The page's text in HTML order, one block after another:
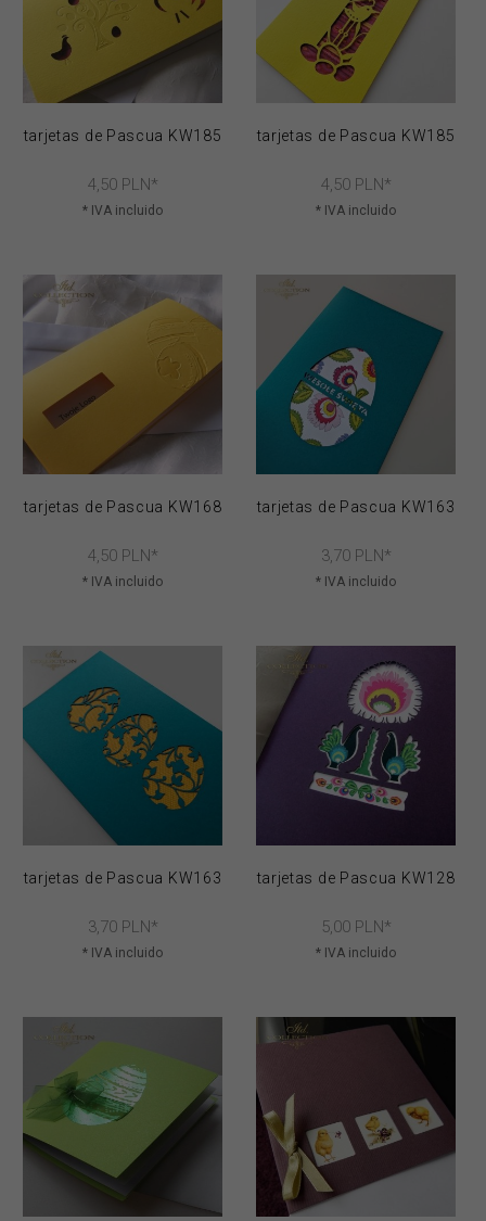
tarjetas de Pascua KW185
4, 50 PLN*
* IVA incluido
tarjetas de Pascua KW185
4, 50 PLN*
* IVA incluido
tarjetas de Pascua KW168
4, 50 PLN*
* IVA incluido
tarjetas de Pascua KW163
3, 70 PLN*
* IVA incluido
tarjetas de Pascua KW163
3, 70 PLN*
* IVA incluido
tarjetas de Pascua KW128
5, 00 PLN*
* IVA incluido